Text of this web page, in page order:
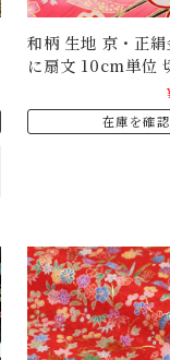
和柄 生地 京・正
に扇文 10cm単位
在庫を確